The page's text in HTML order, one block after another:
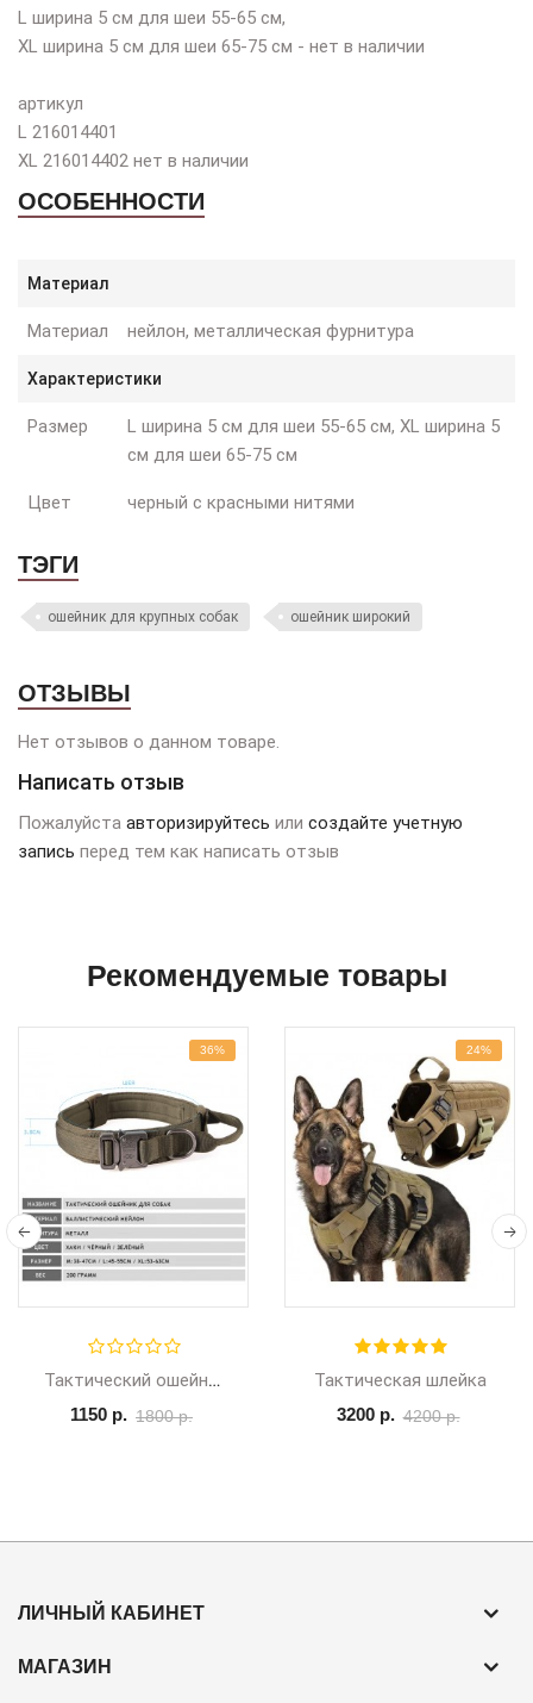
L ширина 5 см для шеи 55-65 см,
XL ширина 5 см для шеи 65-75 см - нет в наличии
артикул
L 216014401
XL 216014402 нет в наличии
ОСОБЕННОСТИ
Материал
Материал нейлон, металлическая фурнитура
Характеристики
Размер
L ширина 5 см для шеи 55-65 см, XL ширина 5
см для шеи 65-75 см
Цвет черный с красными нитями
ТЭГИ
ошейник для крупных собак ошейник широкий
ОТЗЫВЫ
Нет отзывов о данном товаре.
Написать отзыв
Пожалуйста авторизируйтесь или создайте учетную
запись перед тем как написать отзыв
Рекомендуемые товары
36%
Тактический ошейник
1150 р. 1800 р.
24%
Тактическая шлейка
3200 р. 4200 р.
ЛИЧНЫЙ КАБИНЕТ
МАГАЗИН